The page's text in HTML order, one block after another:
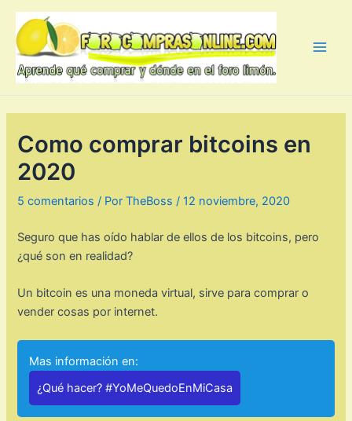
contenido
Como comprar bitcoins en
2020
5 comentarios / PorTheBoss /12 noviembre, 2020
Seguro que has oído hablar de ellos de los bitcoins, pero
¿qué son en realidad?
Un bitcoin es una moneda virtual, sirve para comprar o
vender cosas por internet.
Mas información en:
¿Qué hacer? #YoMeQuedoEnMiCasa